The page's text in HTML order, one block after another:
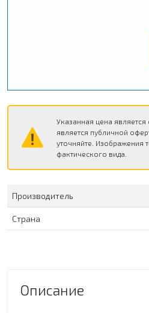
Указанная цена
является публичной
уточняйте. Изображения
фактического вида.
Производитель
Страна
Описание